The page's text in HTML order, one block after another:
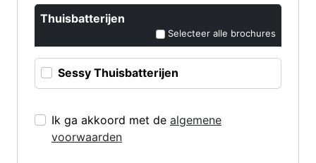
Thuisbatterijen
Selecteer alle brochures
Sessy Thuisbatterijen
Ik ga akkoord met de algemene
voorwaarden